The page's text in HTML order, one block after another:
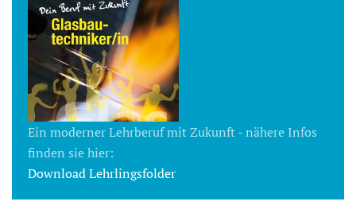
Ein moderner Lehrberuf mit Zukunft - nähere Infos
finden sie hier:
Download Lehrlingsfolder